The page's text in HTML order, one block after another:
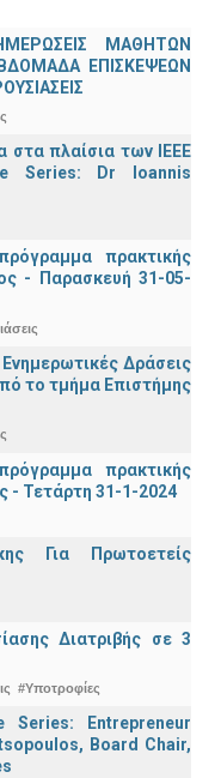
ΜΑΘΗΤΩΝ
ΕΠΙΣΚΕΨΕΩΝ
στα πλαίσια των IEEE
Series: Dr Ioannis
πρακτικής
- Παρασκευή 31-05-
Δράσεις
το τμήμα Επιστήμης
πρακτικής
- Τετάρτη 31-1-2024
Για Πρωτοετείς
Διατριβής σε 3
#Υποτροφίες
Series: Entrepreneur
Board Chair,